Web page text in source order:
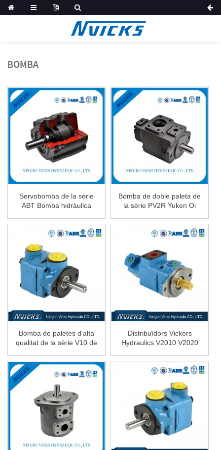
BOMBA
Servobomba de la sèrie
ABT Bomba hidràulica
Bomba de doble paleta de
la sèrie PV2R Yuken Oi
Bomba de paletes d'alta
qualitat de la sèrie V10 de
Distribuïdors Vickers
Hydraulics V2010 V2020